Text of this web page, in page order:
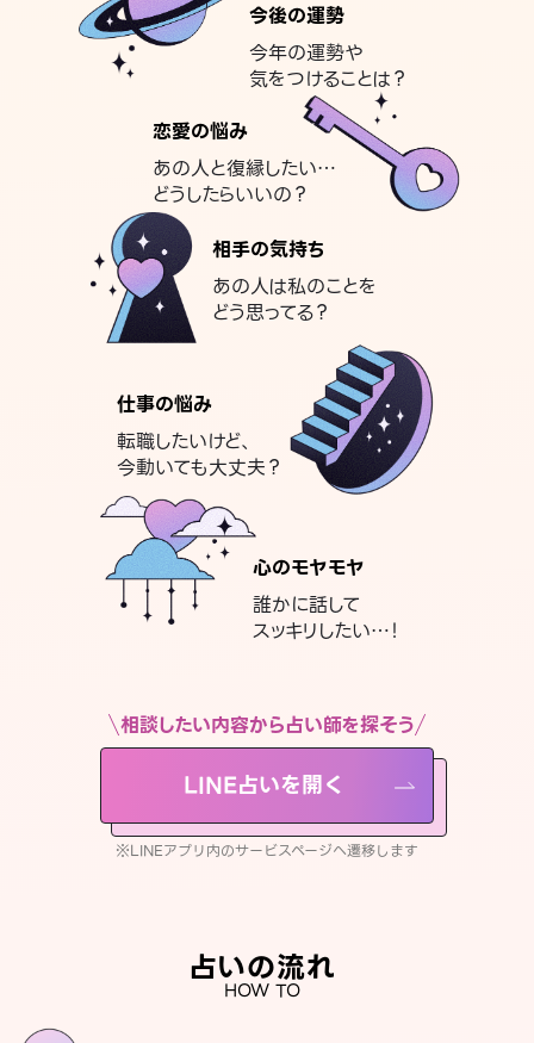
今後の運勢
今年の運勢や
気をつけることは？
恋愛の悩み
あの人と復縁したい…
どうしたらいいの？
相手の気持ち
あの人は私のことを
どう思ってる？
仕事の悩み
転職したいけど、
今動いても大丈夫？
心のモヤモヤ
誰かに話して
スッキリしたい…！
相談したい内容から占い師を探そう
LINE占いを開く
※LINEアプリ内のサービスページへ遷移します
占いの流れ
HOW TO